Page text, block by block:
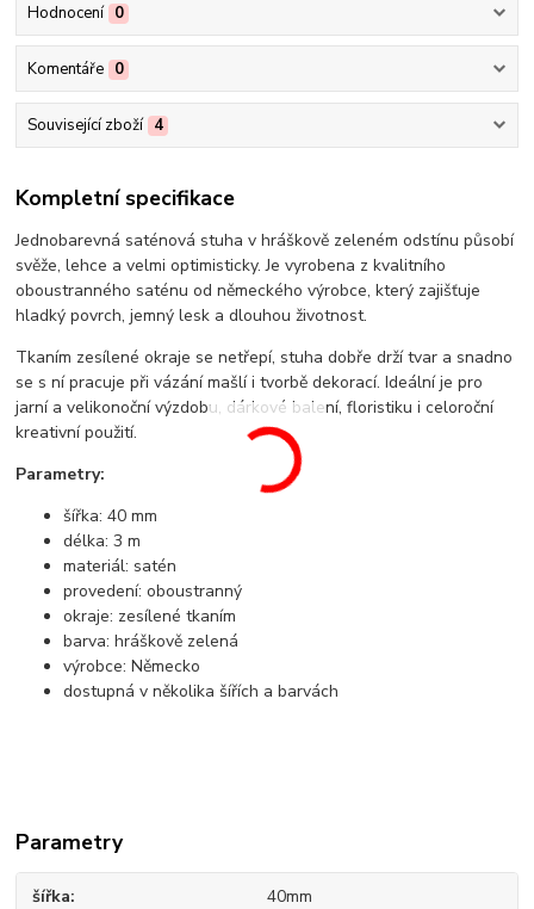
Hodnocení 0
Komentáře 0
Související zboží 4
Kompletní specifikace
Jednobarevná saténová stuha v hráškově zeleném odstínu působí
svěže, lehce a velmi optimisticky. Je vyrobena z kvalitního
oboustranného saténu od německého výrobce, který zajišťuje
hladký povrch, jemný lesk a dlouhou životnost.
Tkaním zesílené okraje se netřepí, stuha dobře drží tvar a snadno
se s ní pracuje při vázání mašlí i tvorbě dekorací. Ideální je pro
jarní a velikonoční výzdobu, dárkové balení, floristiku i celoroční
kreativní použití.
Parametry:
šířka: 40 mm
délka: 3 m
materiál: satén
provedení: oboustranný
okraje: zesílené tkaním
barva: hráškově zelená
výrobce: Německo
dostupná v několika šířích a barvách
Parametry
šířka 40mm